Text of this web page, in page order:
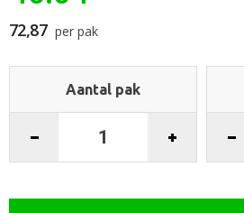
begin
van
de
72,87 per pak
Aantal pak